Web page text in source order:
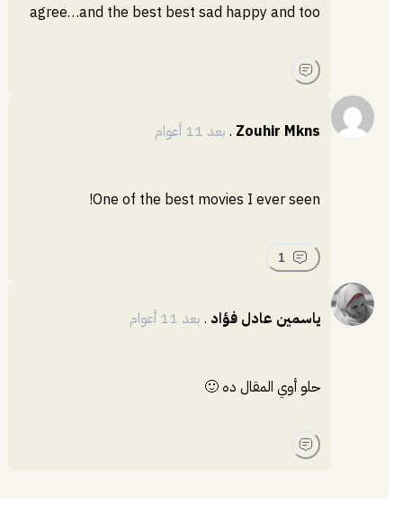
agree…and the best best sad happy and too
Zouhir Mkns
. بعد 11 أعوام
One of the best movies I ever seen!
1
ياسمين عادل فؤاد . بعد 11 أعوام
حلو أوي المقال ده 🙂